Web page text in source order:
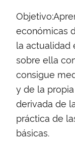
económicas
la actualidad
sobre ella
consigue
y de la
derivada de
práctica de
básicas.